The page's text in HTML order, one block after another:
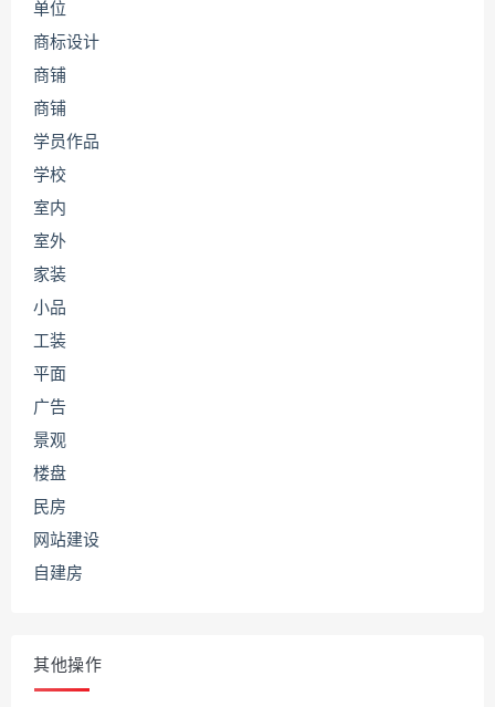
单位
商标设计
商铺
商铺
学员作品
学校
室内
室外
家装
小品
工装
平面
广告
景观
楼盘
民房
网站建设
自建房
其他操作